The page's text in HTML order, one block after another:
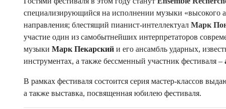
специализирующийся на исполнении музыки «высокого
направления; блестящий пианист-интеллектуал Марк
участие один из самобытнейших интерпретаторов
музыки Марк Пекарский и его ансамбль ударных,
инструментах, а также бессменный участник фестиваля –
В рамках фестиваля состоится серия мастер-классов
а также выставка, посвященная юбилею фестиваля.